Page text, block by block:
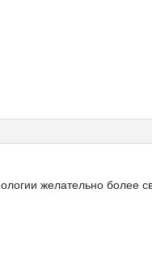
желательно более